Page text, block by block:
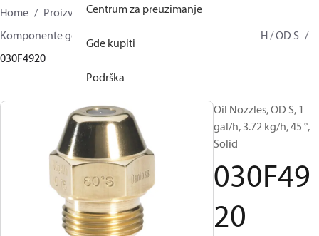
Centrum za preuzimanje
Gde kupiti
Podrška
Home Proizvodi
Climate Solutions za grejanje
Komponente gorionika
OD B / OD H / OD S
030F4920
Oil Nozzles, OD S, 1
gal/h, 3.72 kg/h, 45 °,
Solid
030F49
20